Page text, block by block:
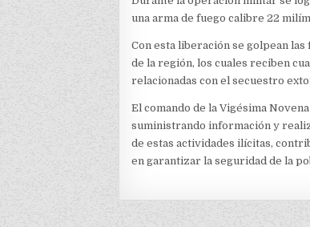
una arma de fuego calibre 22
Con esta liberación se golpean
de la región, los cuales reciben
relacionadas con el secuestro
El comando de la Vigésima
suministrando información y
de estas actividades ilícitas,
en garantizar la seguridad de la